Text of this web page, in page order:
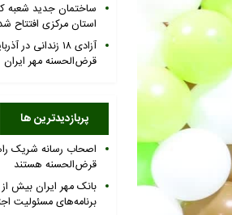
ساختمان جدید شعبه
استان مرکزی افتتاح
آزادی ۱۸
قرض‌الحسنه مهر ایران
پربازدیدترین ها
اصحاب رسانه شریک
قرض‌الحسنه هستند
برنامه‌های مسئولیت